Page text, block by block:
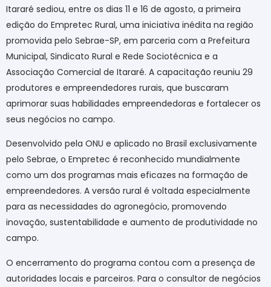
Itararé sediou, entre os dias 11 e 16 de agosto, a primeira
edição do Empretec Rural, uma iniciativa inédita na região
promovida pelo Sebrae-SP, em parceria com a Prefeitura
Municipal, Sindicato Rural e Rede Sociotécnica e a
Associação Comercial de Itararé. A capacitação reuniu 29
produtores e empreendedores rurais, que buscaram
aprimorar suas habilidades empreendedoras e fortalecer os
seus negócios no campo.
Desenvolvido pela ONU e aplicado no Brasil exclusivamente
pelo Sebrae, o Empretec é reconhecido mundialmente
como um dos programas mais eficazes na formação de
empreendedores. A versão rural é voltada especialmente
para as necessidades do agronegócio, promovendo
inovação, sustentabilidade e aumento de produtividade no
campo.
O encerramento do programa contou com a presença de
autoridades locais e parceiros. Para o consultor de negócios